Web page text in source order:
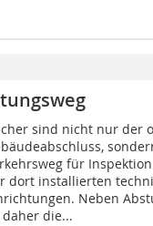
sind nicht nur der
für
dort installierten
Neben
daher die...